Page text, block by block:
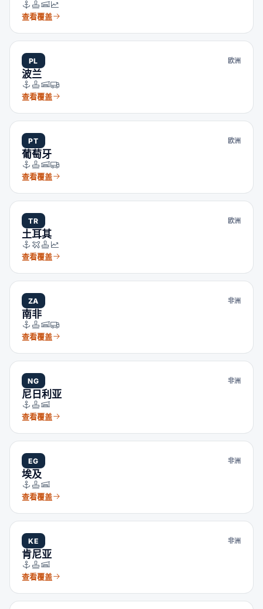
查看覆盖
PL 欧洲
波兰
查看覆盖
PT 欧洲
葡萄牙
查看覆盖
TR 欧洲
土耳其
查看覆盖
ZA 非洲
南非
查看覆盖
NG 非洲
尼日利亚
查看覆盖
EG 非洲
埃及
查看覆盖
KE 非洲
肯尼亚
查看覆盖